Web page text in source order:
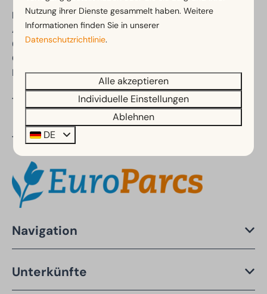
EuroParcs De Wije Werelt
Arnhemseweg 100-102
6731 BV Otterlo
Gelderland
Niederlande
Telefon: +31 (0)88 070 8090
Teil von:
Navigation
Unterkünfte
Nutzung ihrer Dienste gesammelt haben. Weitere
Informationen finden Sie in unserer
Datenschutzrichtlinie.
Alle akzeptieren
Individuelle Einstellungen
Ablehnen
DE